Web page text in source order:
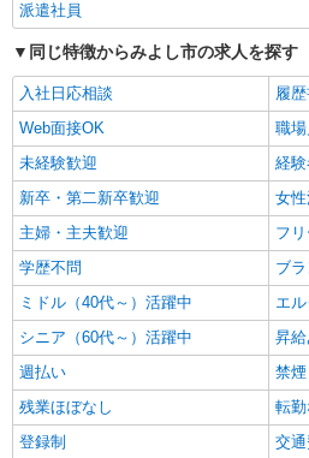
派遣社員
同じ特徴からみよし市の求人を探す
入社日応相談
履
Web面接OK
職
未経験歓迎
経
新卒・第二新卒歓迎
女
主婦・主夫歓迎
フ
学歴不問
ブ
ミドル（40代～）活躍中
エ
シニア（60代～）活躍中
昇給
週払い
禁
残業ほぼなし
転勤
登録制
交